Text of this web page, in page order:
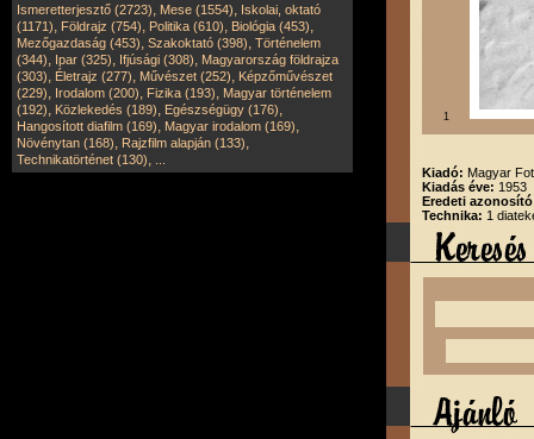
Ismeretterjesztő (2723), Mese (1554), Iskolai, oktató
(1171), Földrajz (754), Politika (610), Biológia (453),
Mezőgazdaság (453), Szakoktató (398), Történelem
(344), Ipar (325), Ifjúsági (308), Magyarország földrajza
(303), Életrajz (277), Művészet (252), Képzőművészet
(229), Irodalom (200), Fizika (193), Magyar történelem
(192), Közlekedés (189), Egészségügy (176),
Hangosított diafilm (169), Magyar irodalom (169),
Növénytan (168), Rajzfilm alapján (133),
Technikatörténet (130),
1
Kiadó: Magyar
Kiadás éve: 1953
Eredeti
Technika: 1